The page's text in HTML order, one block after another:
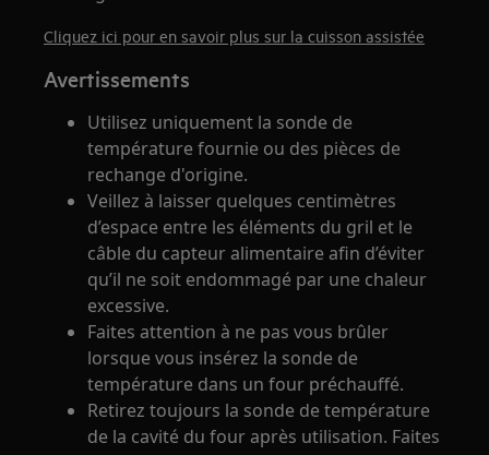
Cliquez ici pour en savoir plus sur la cuisson assistée
Avertissements
Utilisez uniquement la sonde de
température fournie ou des pièces de
rechange d'origine.
Veillez à laisser quelques centimètres
d’espace entre les éléments du gril et le
câble du capteur alimentaire afin d’éviter
qu’il ne soit endommagé par une chaleur
excessive.
Faites attention à ne pas vous brûler
lorsque vous insérez la sonde de
température dans un four préchauffé.
Retirez toujours la sonde de température
de la cavité du four après utilisation. Faites